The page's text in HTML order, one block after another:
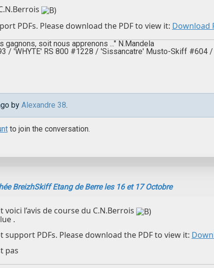
PDFs. Please download the PDF to view it: Download
gagnons, soit nous apprenons ..." N.Mandela
/ 'WHYTE' RS 800 #1228 / 'Sissancatre' Musto-Skiff #604
by Alexandre 38.
to join the conversation.
BreizhSkiff Etang de Berre les 16 et 17 Octobre
l’avis de course du C.N.Berrois
.
PDFs. Please download the PDF to view it:
pas